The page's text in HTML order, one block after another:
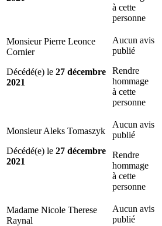
à cette
personne
Monsieur Pierre Leonce
Cornier
Décédé(e) le 27 décembre
2021
Aucun avis
publié
Rendre
hommage
à cette
personne
Monsieur Aleks Tomaszyk
Décédé(e) le 27 décembre
2021
Aucun avis
publié
Rendre
hommage
à cette
personne
Madame Nicole Therese
Raynal
Aucun avis
publié